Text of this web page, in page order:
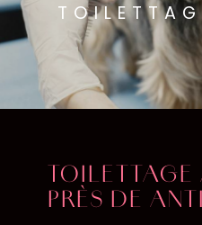
PRÈS DE